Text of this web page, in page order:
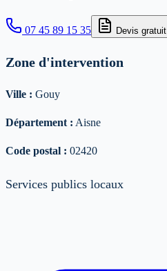
07 45 89 15 35 Devis gratuit
Zone d'intervention
Ville : Gouy
Département : Aisne
Code postal : 02420
Services publics locaux